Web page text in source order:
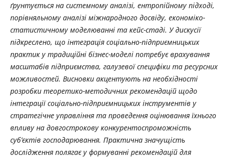
ґрунтується на системному аналізі, ентропійному підході,
порівняльному аналізі міжнародного досвіду, економіко-
статистичному моделюванні та кейс-стаді. У дискусії
підкреслено, що інтеграція соціально-підприємницьких
практик у традиційні бізнес-моделі потребує врахування
масштабів підприємства, галузевої специфіки та ресурсних
можливостей. Висновки акцентують на необхідності
розробки теоретико-методичних рекомендацій щодо
інтеграції соціально-підприємницьких інструментів у
стратегічне управління та проведення оцінювання їхнього
впливу на довгострокову конкурентоспроможність
суб’єктів господарювання. Практична значущість
дослідження полягає у формуванні рекомендацій для